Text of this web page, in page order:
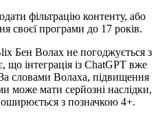
фільтрацію контенту, або
своєї програми до 17 років.
Бен Волах не погоджується з
інтеграція із ChatGPT вже
словами Волаха, підвищення
може мати серйозні наслідки,
з позначкою 4+.